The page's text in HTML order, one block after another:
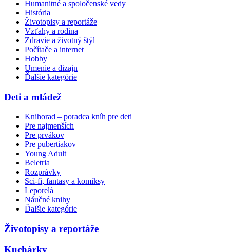
Humanitné a spoločenské vedy
História
Životopisy a reportáže
Vzťahy a rodina
Zdravie a životný štýl
Počítače a internet
Hobby
Umenie a dizajn
Ďalšie kategórie
Deti a mládež
Knihorad – poradca kníh pre deti
Pre najmenších
Pre prvákov
Pre pubertiakov
Young Adult
Beletria
Rozprávky
Sci-fi, fantasy a komiksy
Leporelá
Náučné knihy
Ďalšie kategórie
Životopisy a reportáže
Kuchárky